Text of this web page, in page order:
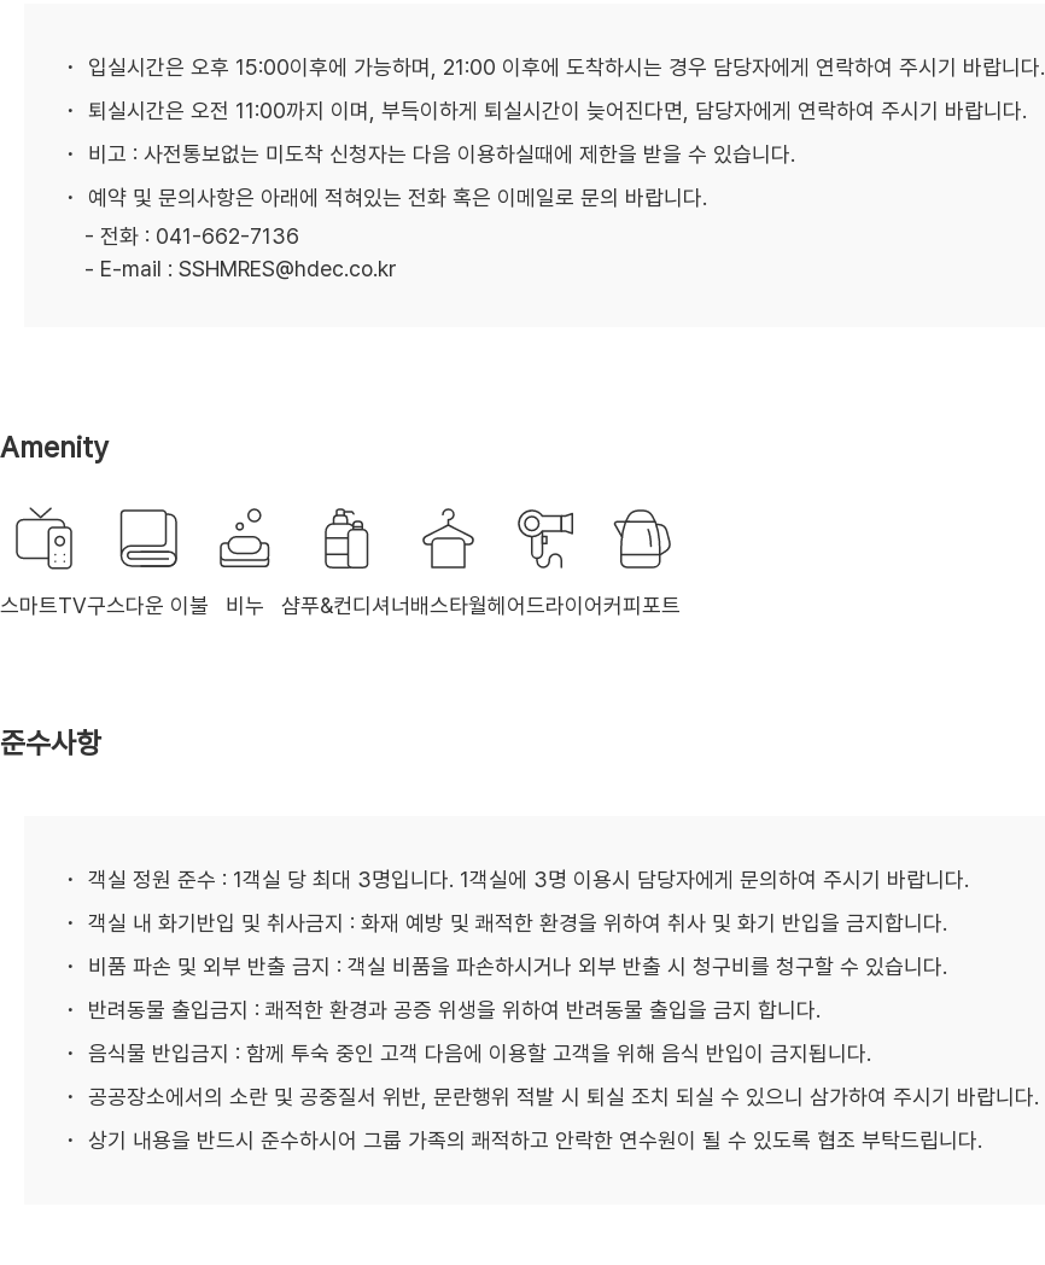
입실시간은 오후 15:00이후에 가능하며, 21:00 이후에 도착하시는 경우 담당자에게 연락하여 주시기 바랍니다.
퇴실시간은 오전 11:00까지 이며, 부득이하게 퇴실시간이 늦어진다면, 담당자에게 연락하여 주시기 바랍니다.
비고 : 사전통보없는 미도착 신청자는 다음 이용하실때에 제한을 받을 수 있습니다.
예약 및 문의사항은 아래에 적혀있는 전화 혹은 이메일로 문의 바랍니다.
- 전화 : 041-662-7136
- E-mail : SSHMRES@hdec.co.kr
Amenity
스마트TV구스다운 이불 비누 샴푸&컨디셔너배스타월헤어드라이어커피포트
준수사항
객실 정원 준수 : 1객실 당 최대 3명입니다. 1객실에 3명 이용시 담당자에게 문의하여 주시기 바랍니다.
객실 내 화기반입 및 취사금지 : 화재 예방 및 쾌적한 환경을 위하여 취사 및 화기 반입을 금지합니다.
비품 파손 및 외부 반출 금지 : 객실 비품을 파손하시거나 외부 반출 시 청구비를 청구할 수 있습니다.
반려동물 출입금지 : 쾌적한 환경과 공증 위생을 위하여 반려동물 출입을 금지 합니다.
음식물 반입금지 : 함께 투숙 중인 고객 다음에 이용할 고객을 위해 음식 반입이 금지됩니다.
공공장소에서의 소란 및 공중질서 위반, 문란행위 적발 시 퇴실 조치 되실 수 있으니 삼가하여 주시기 바랍니다.
상기 내용을 반드시 준수하시어 그룹 가족의 쾌적하고 안락한 연수원이 될 수 있도록 협조 부탁드립니다.